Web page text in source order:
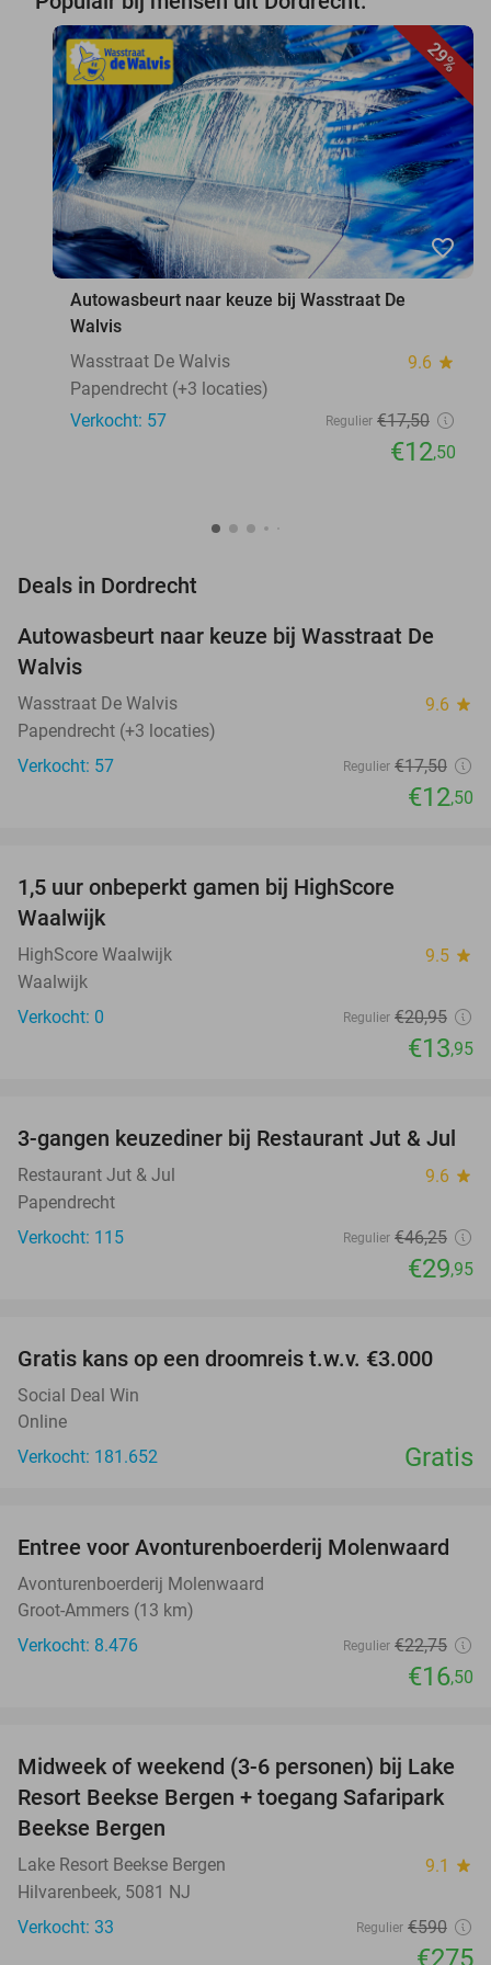
29%
favorite_border
Autowasbeurt naar keuze bij Wasstraat De
Walvis
Wasstraat De Walvis
9.6 star
Papendrecht (+3 locaties)
Verkocht: 57
Regulier €17,50
€12,50
Deals in Dordrecht
29%
Autowasbeurt naar keuze bij Wasstraat De
Walvis
Wasstraat De Walvis 9.6 star
Papendrecht (+3 locaties)
Verkocht: 57
Regulier €17,50
€12,50
TODAY
1,5 uur onbeperkt gamen bij HighScore
Waalwijk
HighScore Waalwijk 9.5 star
Waalwijk
Verkocht: 0
Regulier €20,95
€13,95
35%
3-gangen keuzediner bij Restaurant Jut & Jul
Restaurant Jut & Jul 9.6 star
Papendrecht
Verkocht: 115
Regulier €46,25
€29,95
Gratis kans op een droomreis t.w.v. €3.000
Social Deal Win
Online
Verkocht: 181.652
Gratis
27%
Entree voor Avonturenboerderij Molenwaard
Avonturenboerderij Molenwaard
Groot-Ammers (13 km)
Verkocht: 8.476
Regulier €22,75
€16,50
53%
Midweek of weekend (3-6 personen) bij Lake
Resort Beekse Bergen + toegang Safaripark
Beekse Bergen
Lake Resort Beekse Bergen 9.1 star
Hilvarenbeek, 5081 NJ
Verkocht: 33
Regulier €590
€275